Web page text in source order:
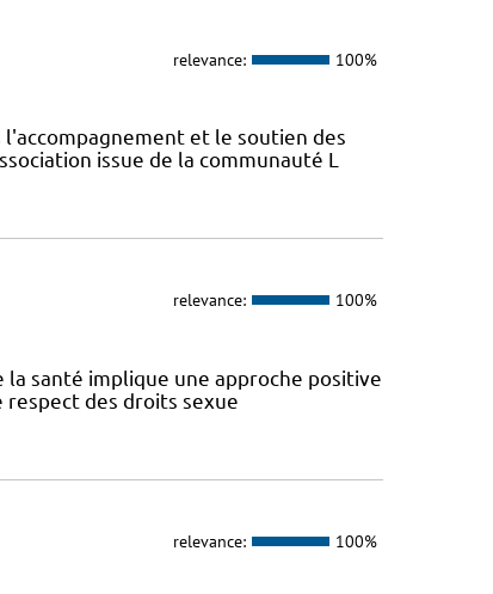
relevance: 100%
et le soutien des
issue de la communauté L
relevance: 100%
santé implique une approche positive
des droits sexue
relevance: 100%